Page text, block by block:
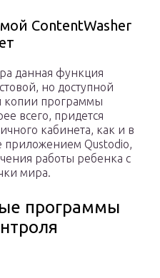
ContentWasher
данная функция
но доступной
копии программы
всего, придется
кабинета, как и в
приложением Qustodio,
работы ребенка с
мира.
программы